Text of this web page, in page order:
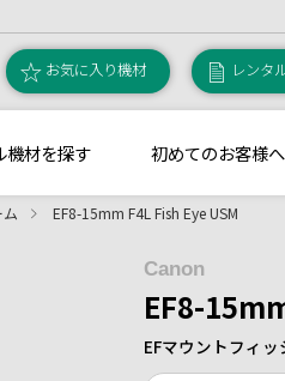
お気に入り機材 レンタ
機材を探す 初めてのお客様へ
EF8-15mm F4L Fish Eye USM
Canon
EF8-
EFマウントフィッ